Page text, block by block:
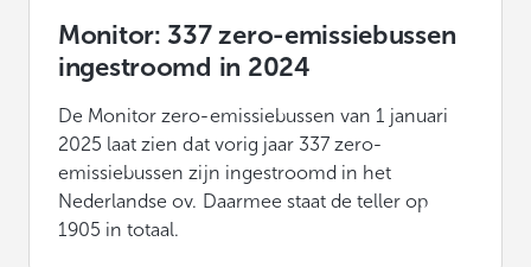
Monitor: 337 zero-emissiebussen
ingestroomd in 2024
De Monitor zero-emissiebussen van 1 januari
2025 laat zien dat vorig jaar 337 zero-
emissiebussen zijn ingestroomd in het
Nederlandse ov. Daarmee staat de teller op
1905 in totaal.